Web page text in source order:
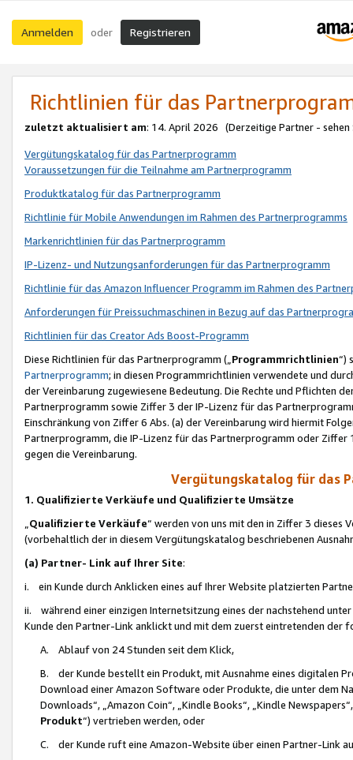
Anmelden oder Registrieren
Richtlinien für das
zuletzt aktualisiert am: 14. April 2026 (Derzeitige Partner - sehen
Vergütungskatalog für das Partnerprogramm
Voraussetzungen für die Teilnahme am Partnerprogramm
Produktkatalog für das Partnerprogramm
Richtlinie für Mobile Anwendungen im Rahmen des Partnerprogramms
Markenrichtlinien für das Partnerprogramm
IP-Lizenz- und Nutzungsanforderungen für das Partnerprogramm
Richtlinie für das Amazon Influencer Programm im Rahmen des
Anforderungen für Preissuchmaschinen in Bezug auf das
Richtlinien für das Creator Ads Boost-Programm
Diese Richtlinien für das Partnerprogramm („Programmrichtlinien“)
Partnerprogramm; in diesen Programmrichtlinien verwendete und
der Vereinbarung zugewiesene Bedeutung. Die Rechte und Pflichten
Partnerprogramm sowie Ziffer 3 der IP-Lizenz für das
Einschränkung von Ziffer 6 Abs. (a) der Vereinbarung wird hiermit
Partnerprogramm, die IP-Lizenz für das Partnerprogramm oder
gegen die Vereinbarung.
Vergütungskatalog für das
1. Qualifizierte Verkäufe und Qualifizierte Umsätze
Qualifizierte Verkäufe“ werden von uns mit den in Ziffer 3
(vorbehaltlich der in diesem Vergütungskatalog beschriebenen
(a) Partner- Link auf Ihrer Site:
i. ein Kunde durch Anklicken eines auf Ihrer Website platzierten
ii. während einer einzigen Internetsitzung eines der nachstehend
Kunde den Partner-Link anklickt und mit dem zuerst eintretenden der
A. Ablauf von 24 Stunden seit dem Klick,
B. der Kunde bestellt ein Produkt, mit Ausnahme eines digitalen
Download einer Amazon Software oder Produkte, die unter dem
Downloads“, „Amazon Coin“, „Kindle Books“, „Kindle
Produkt“) vertrieben werden, oder
C. der Kunde ruft eine Amazon-Website über einen Partner-Link